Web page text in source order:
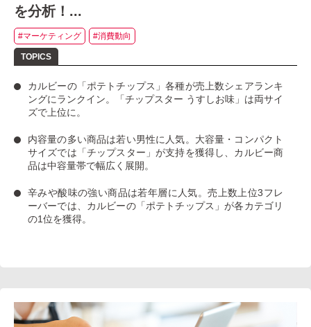
を分析！...
#マーケティング #消費動向
カルビーの「ポテトチップス」各種が売上数シェアランキ
ングにランクイン。
「チップスター うすしお味」 は両サイ
ズで上位に。
内容量の多い商品は若い男性に人気。大容量・コンパクト
サイズでは「チップスター」が支持を獲得し、カルビー商
品は中容量帯で幅広く展開。
辛みや酸味の強い商品は若年層に人気。売上数上位3フレ
ーバーでは、カルビーの「ポテトチップス」が各カテゴリ
の1位を獲得。